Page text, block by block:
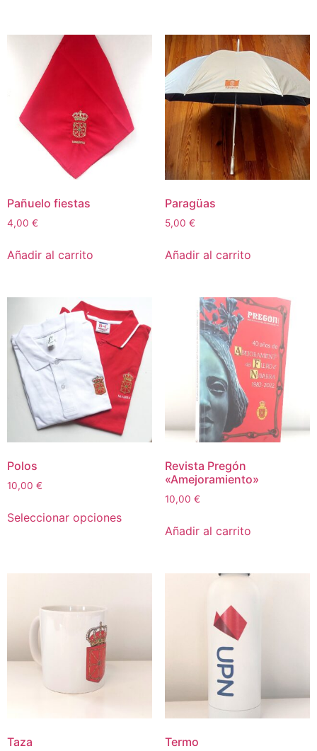
Pañuelo fiestas
4,00 €
Añadir al carrito
Paragüas
5,00 €
Añadir al carrito
Polos
10,00 €
Seleccionar opciones
Revista Pregón
«Amejoramiento»
10,00 €
Añadir al carrito
Taza Termo